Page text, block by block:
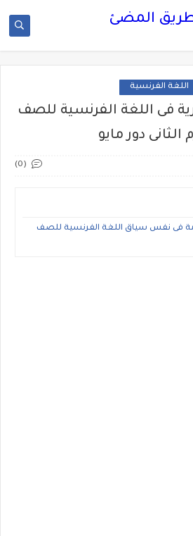
المضئ
اللغة الفرنسية
فى اللغة الفرنسية للصف
الثانى دور مايو
(0)
فى نفس سياق اللغة الفرنسية للصف